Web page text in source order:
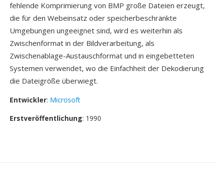
fehlende Komprimierung von BMP große Dateien erzeugt,
die für den Webeinsatz oder speicherbeschränkte
Umgebungen ungeeignet sind, wird es weiterhin als
Zwischenformat in der Bildverarbeitung, als
Zwischenablage-Austauschformat und in eingebetteten
Systemen verwendet, wo die Einfachheit der Dekodierung
die Dateigröße überwiegt.
Entwickler: Microsoft
Erstveröffentlichung: 1990